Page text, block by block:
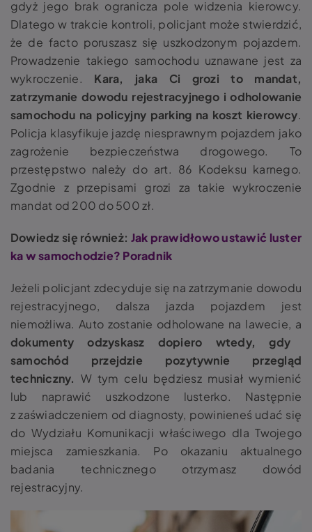
gdyż jego brak ogranicza pole widzenia kierowcy.
Dlatego w trakcie kontroli, policjant może stwierdzić,
że de facto poruszasz się uszkodzonym pojazdem.
Prowadzenie takiego samochodu uznawane jest za
wykroczenie. Kara, jaka Ci grozi to mandat,
zatrzymanie dowodu rejestracyjnego i odholowanie
samochodu na policyjny parking na koszt kierowcy.
Policja klasyfikuje jazdę niesprawnym pojazdem jako
zagrożenie bezpieczeństwa drogowego. To
przestępstwo należy do art. 86 Kodeksu karnego.
Zgodnie z przepisami grozi za takie wykroczenie
mandat od 200 do 500 zł.
Dowiedz się również: Jak prawidłowo ustawić luster
ka w samochodzie? Poradnik
Jeżeli policjant zdecyduje się na zatrzymanie dowodu
rejestracyjnego, dalsza jazda pojazdem jest
niemożliwa.Auto zostanie odholowane na lawecie, a
dokumenty odzyskasz dopiero wtedy, gdy
samochód przejdzie pozytywnie przegląd
techniczny. W tym celu będziesz musiał wymienić
lub naprawić uszkodzone lusterko. Następnie
z zaświadczeniem od diagnosty, powinieneś udać się
do Wydziału Komunikacji właściwego dla Twojego
miejsca zamieszkania. Po okazaniu aktualnego
badania technicznego otrzymasz dowód
rejestracyjny.